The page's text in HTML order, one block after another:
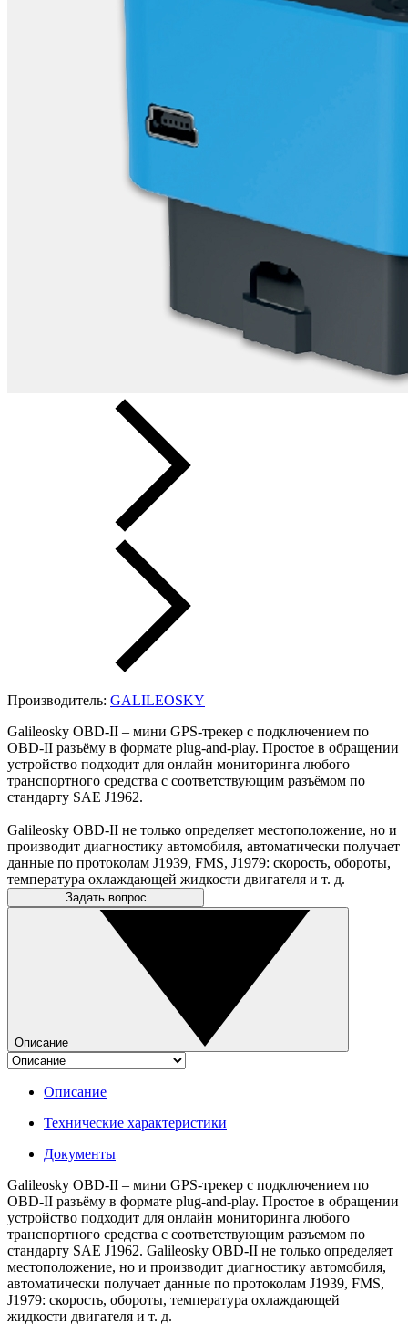
Производитель: GALILEOSKY
Galileosky OBD-II – мини GPS-трекер с подключением по
OBD-II разъёму в формате plug-and-play. Простое в обращении
устройство подходит для онлайн мониторинга любого
транспортного средства с соответствующим разъёмом по
стандарту SAE J1962.
Galileosky OBD-II не только определяет местоположение, но и
производит диагностику автомобиля, автоматически получает
данные по протоколам J1939, FMS, J1979: скорость, обороты,
температура охлаждающей жидкости двигателя и т. д.
Задать вопрос
Описание
Описание
Технические характеристики
Документы
Galileosky OBD-II – мини GPS-трекер с подключением по
OBD-II разъёму в формате plug-and-play. Простое в обращении
устройство подходит для онлайн мониторинга любого
транспортного средства с соответствующим разъемом по
стандарту SAE J1962. Galileosky OBD-II не только определяет
местоположение, но и производит диагностику автомобиля,
автоматически получает данные по протоколам J1939, FMS,
J1979: скорость, обороты, температура охлаждающей
жидкости двигателя и т. д.